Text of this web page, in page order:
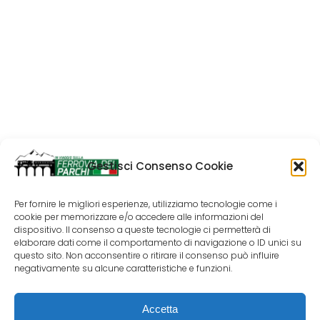
Gestisci Consenso Cookie
Per fornire le migliori esperienze, utilizziamo tecnologie come i
cookie per memorizzare e/o accedere alle informazioni del
dispositivo. Il consenso a queste tecnologie ci permetterà di
elaborare dati come il comportamento di navigazione o ID unici su
questo sito. Non acconsentire o ritirare il consenso può influire
negativamente su alcune caratteristiche e funzioni.
Accetta